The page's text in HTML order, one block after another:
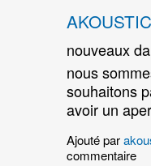
nouveaux
nous
souhaitons
avoir un
Ajouté par
commentaire